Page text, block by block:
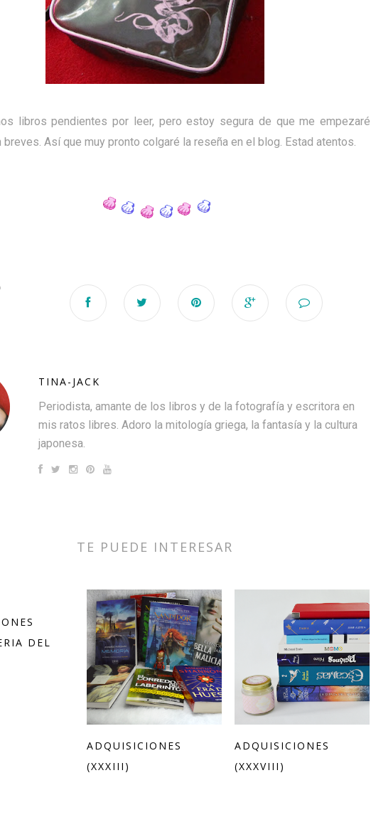
libros pendientes por leer, pero estoy segura de que me empezaré
Así que muy pronto colgaré la reseña en el blog. Estad atentos.
TINA-JACK
Periodista, amante de los libros y de la fotografía y escritora en
mis ratos libres. Adoro la mitología griega, la fantasía y la cultura
japonesa.
TE PUEDE INTERESAR
DEL
ADQUISICIONES
(XXXIII)
ADQUISICIONES
(XXXVIII)